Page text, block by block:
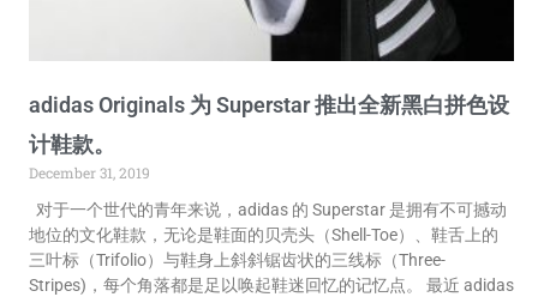
adidas Originals 为 Superstar 推出全新黑白拼色设
计鞋款。
December 31, 2019
对于一个世代的青年来说，adidas 的 Superstar 是拥有不可撼动
地位的文化鞋款，无论是鞋面的贝壳头（Shell-Toe）、鞋舌上的
三叶标（Trifolio）与鞋身上斜斜锯齿状的三线标（Three-
Stripes)，每个角落都是足以唤起鞋迷回忆的记忆点。 最近 adidas